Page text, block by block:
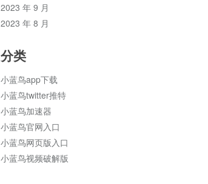
2023 年 9 月
2023 年 8 月
分类
小蓝鸟app下载
小蓝鸟twitter推特
小蓝鸟加速器
小蓝鸟官网入口
小蓝鸟网页版入口
小蓝鸟视频破解版